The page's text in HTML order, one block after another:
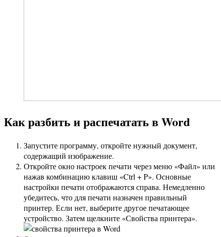
Как разбить и распечатать в Word
Запустите программу, откройте нужный документ,
содержащий изображение.
Откройте окно настроек печати через меню «Файл» или
нажав комбинацию клавиш «Ctrl + P». Основные
настройки печати отображаются справа. Немедленно
убедитесь, что для печати назначен правильный
принтер. Если нет, выберите другое печатающее
устройство. Затем щелкните «Свойства принтера».